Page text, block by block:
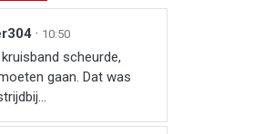
· 10:50
scheurde,
gaan. Dat was